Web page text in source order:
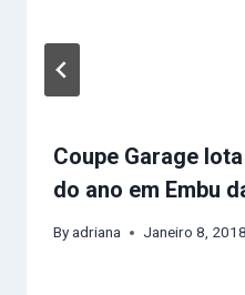
Coupe Garage
do ano em Embu
Byadriana Janeiro 8, 2018